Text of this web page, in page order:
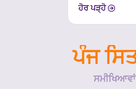
ਹੋਰ ਪੜ੍ਹੋ
ਪੰਜ
ਸਮੀਖਿਆਵਾਂ